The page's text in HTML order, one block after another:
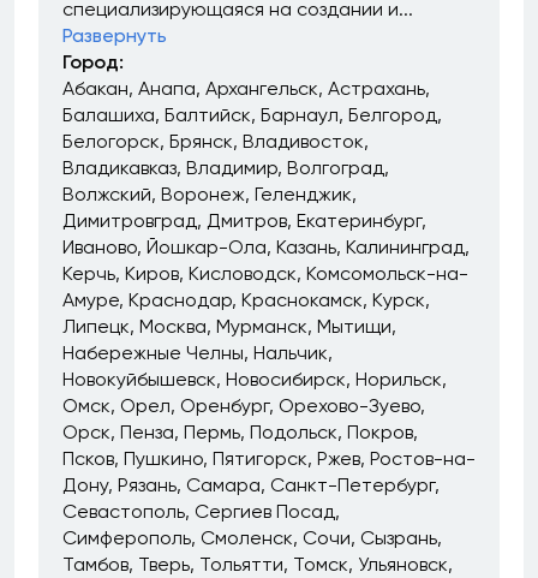
специализирующаяся на создании и...
Развернуть
Город:
Абакан Анапа Архангельск Астрахань
Балашиха Балтийск Барнаул Белгород
Белогорск Брянск Владивосток
Владикавказ Владимир Волгоград
Волжский Воронеж Геленджик
Димитровград Дмитров Екатеринбург
Иваново Йошкар-Ола Казань Калининград
Керчь Киров Кисловодск Комсомольск-на-
Амуре Краснодар Краснокамск Курск
Липецк Москва Мурманск Мытищи
Набережные Челны Нальчик
Новокуйбышевск Новосибирск Норильск
Омск Орел Оренбург Орехово-Зуево
Орск Пенза Пермь Подольск Покров
Псков Пушкино Пятигорск Ржев Ростов-на-
Дону Рязань Самара Санкт-Петербург
Севастополь Сергиев Посад
Симферополь Смоленск Сочи Сызрань
Тамбов Тверь Тольятти Томск Ульяновск